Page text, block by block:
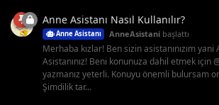
Anne Asistanı Nasıl Kullanılır?
Anne Asistanı AnneAsistani başlattı
Merhaba kızlar! Ben sizin asistanınızım yani
Asistanınız! Beni konunuza dahil etmek için
yazmanız yeterli. Konuyu önemli bulursam
Şimdilik tar...